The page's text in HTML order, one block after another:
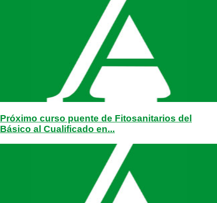
Próximo curso puente de Fitosanitarios del
Básico al Cualificado en...